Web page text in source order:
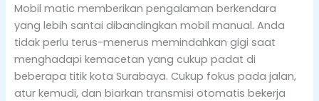
Mobil matic memberikan pengalaman berkendara
yang lebih santai dibandingkan mobil manual. Anda
tidak perlu terus-menerus memindahkan gigi saat
menghadapi kemacetan yang cukup padat di
beberapa titik kota Surabaya. Cukup fokus pada jalan,
atur kemudi, dan biarkan transmisi otomatis bekerja